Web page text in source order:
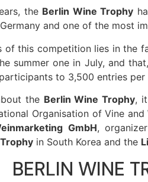
the Berlin Wine Trophy
and one of the most
of this competition lies in the
summer one in July, and
to 3,500 entries per
the Berlin Wine Trophy,
Organisation of Vine
GmbH,
in South Korea and the
BERLIN WINE